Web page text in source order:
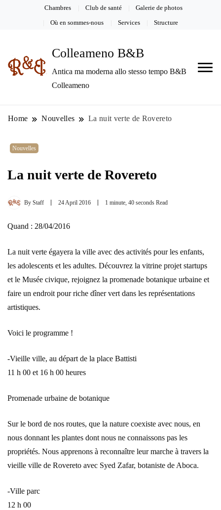
Chambres Club de santé Galerie de photos
Où en sommes-nous Services Structure
Colleameno B&B
Antica ma moderna allo stesso tempo B&B
Colleameno
Home Nouvelles La nuit verte de Rovereto
Nouvelles
La nuit verte de Rovereto
By Staff 24 April 2016 1 minute, 40 seconds Read
Quand : 28/04/2016
La nuit verte égayera la ville avec des activités pour les enfants,
les adolescents et les adultes. Découvrez la vitrine projet startups
et le Musée civique, rejoignez la promenade botanique urbaine et
faire un endroit pour riche dîner vert dans les représentations
artistiques.
Voici le programme !
-Vieille ville, au départ de la place Battisti
11 h 00 et 16 h 00 heures
Promenade urbaine de botanique
Sur le bord de nos routes, que la nature coexiste avec nous, en
nous donnant les plantes dont nous ne connaissons pas les
propriétés. Nous apprenons à reconnaître leur marche à travers la
vieille ville de Rovereto avec Syed Zafar, botaniste de Aboca.
-Ville parc
12 h 00